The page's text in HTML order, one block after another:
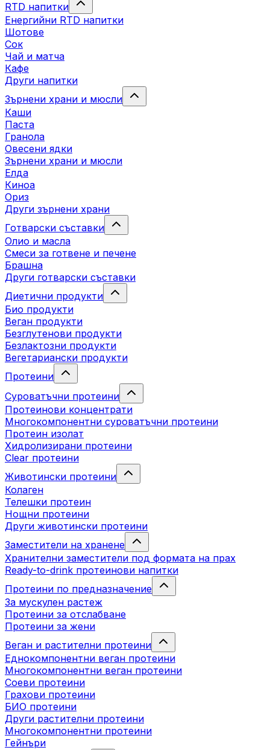
RTD напитки
Енергийни RTD напитки
Шотове
Сок
Чай и матча
Кафе
Други напитки
Зърнени храни и мюсли
Каши
Паста
Гранола
Овесени ядки
Зърнени храни и мюсли
Елда
Киноа
Ориз
Други зърнени храни
Готварски съставки
Олио и масла
Смеси за готвене и печене
Брашна
Други готварски съставки
Диетични продукти
Био продукти
Веган продукти
Безглутенови продукти
Безлактозни продукти
Вегетариански продукти
Протеини
Суроватъчни протеини
Протеинови концентрати
Многокомпонентни суроватъчни протеини
Протеин изолат
Хидролизирани протеини
Clear протеини
Животински протеини
Колаген
Телешки протеин
Нощни протеини
Други животински протеини
Заместители на хранене
Хранителни заместители под формата на прах
Ready-to-drink протеинови напитки
Протеини по предназначение
За мускулен растеж
Протеини за отслабване
Протеини за жени
Веган и растителни протеини
Еднокомпонентни веган протеини
Многокомпонентни веган протеини
Соеви протеини
Грахови протеини
БИО протеини
Други растителни протеини
Многокомпонентни протеини
Гейнъри